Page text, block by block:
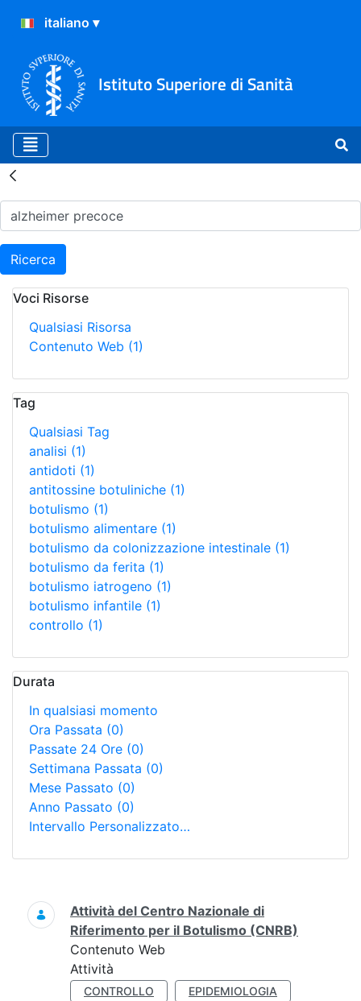
Istituto Superiore di Sanità
Risultati della Ricerca -
Ricerca
Voci Risorse
Qualsiasi Risorsa
Contenuto Web (1)
Tag
Qualsiasi Tag
analisi (1)
antidoti (1)
antitossine botuliniche (1)
botulismo (1)
botulismo alimentare (1)
botulismo da colonizzazione intestinale (1)
botulismo da ferita (1)
botulismo iatrogeno (1)
botulismo infantile (1)
controllo (1)
Durata
In qualsiasi momento
Ora Passata (0)
Passate 24 Ore (0)
Settimana Passata (0)
Mese Passato (0)
Anno Passato (0)
Intervallo Personalizzato…
Ricerca
Attività del Centro Nazionale di
Riferimento per il Botulismo (CNRB)
Contenuto Web
Attività
CONTROLLO
EPIDEMIOLOGIA